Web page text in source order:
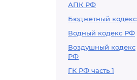
АПК РФ
Бюджетный кодекс
Водный кодекс РФ
Воздушный кодекс
РФ
ГК РФ часть 1